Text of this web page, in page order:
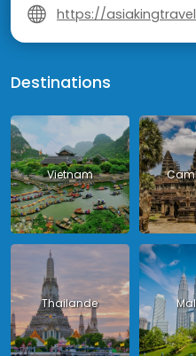
https://
Destinations
Vietnam
Thailande